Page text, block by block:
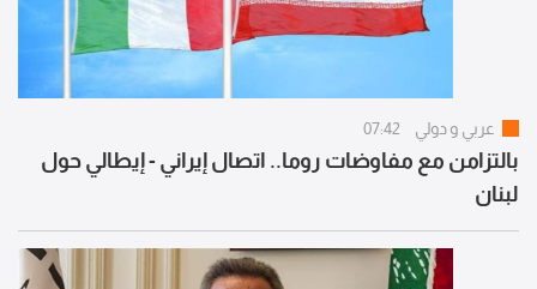
عربي و دولي 07:42
بالتزامن مع مفاوضات روما.. اتصال إيراني - إيطالي حول
لبنان